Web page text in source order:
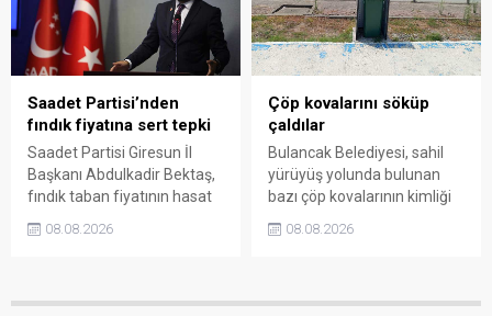
soruşturma başlattı.
denetime çağırdı. Akdoğan,
yüzde 50’ye ulaşan fiyat
farklarının araştırılması
gerektiğini söyledi.
Saadet Partisi’nden
fındık fiyatına sert tepki
Saadet Partisi Giresun İl
Başkanı Abdulkadir Bektaş,
fındık taban fiyatının hasat
açıklanmamasına tepki
belirterek üreticiyi memnun
08.08.2026
Çöp kovalarını söküp
çaldılar
Bulancak Belediyesi, sahil
yürüyüş yolunda bulunan
bazı çöp kovalarının kimliği
sökülerek çalındığını açıkladı.
vatandaşlardan ihbar
08.08.2026